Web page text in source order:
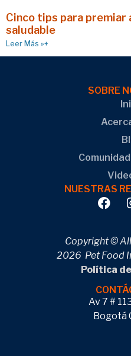
Cinco tips para
saludable
Leer Más »+
SOBRE
NUESTRAS
Copyright ©
2026 Pet Food
Política
Av 7 #
Bogotá